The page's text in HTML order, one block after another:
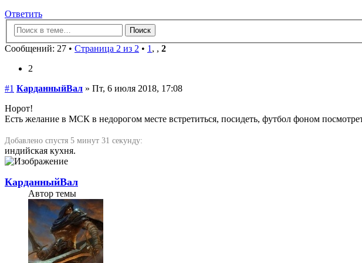
Ответить
Сообщений: 27 • Страница 2 из 2 • 1 , , 2
2
#1 КарданныйВал » Пт, 6 июля 2018, 17:08
Норот!
Есть желание в МСК в недорогом месте встретиться, посидеть, футбол фоном
Добавлено спустя 5 минут 31 секунду:
индийская кухня.
КарданныйВал
Автор темы